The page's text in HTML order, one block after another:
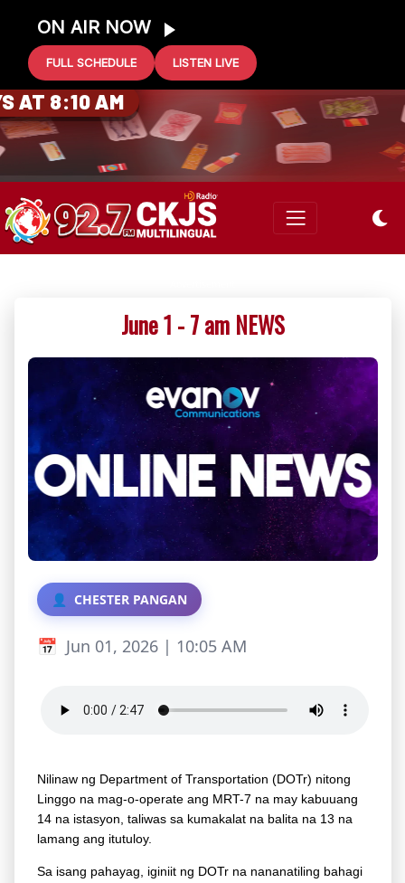
ON AIR NOW
FULL SCHEDULE LISTEN LIVE
GIFT CARD
AT 8:10 AM
June 1 - 7 am NEWS
CHESTER PANGAN
Jun 01, 2026 | 10:05 AM
Nilinaw ng Department of Transportation (DOTr) nitong
Linggo na mag-o-operate ang MRT-7 na may kabuuang
14 na istasyon, taliwas sa kumakalat na balita na 13 na
lamang ang itutuloy.
Sa isang pahayag, iginiit ng DOTr na nananatiling bahagi